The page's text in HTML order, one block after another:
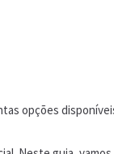
opções